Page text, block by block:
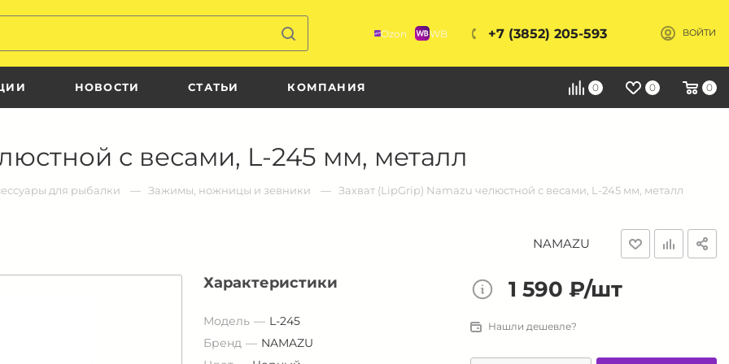
Ozon WB +7 (3852) 205-593 ВОЙТИ
НОВОСТИ СТАТЬИ КОМПАНИЯ 0 0 0
с весами, L-245 мм, металл
для рыбалки Зажимы, ножницы и зевники Захват (LipGrip) Namazu челюстной с весами, L-245 мм, металл
NAMAZU
Характеристики
Модель
L-245
Бренд
NAMAZU
1 590 ₽/шт
Нашли дешевле?